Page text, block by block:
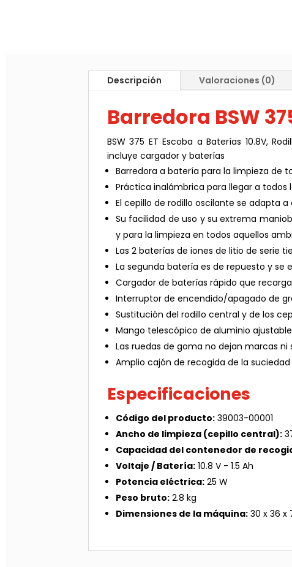
Descripción Valoraciones (0)
Barredora BSW
BSW 375 ET Escoba a Baterías 10.8V,
incluye cargador y baterías
Barredora a batería para la limpieza de
Práctica inalámbrica para llegar a todos
El cepillo de rodillo oscilante se adapta
Su facilidad de uso y su extrema
y para la limpieza en todos aquellos
Las 2 baterías de iones de litio de
La segunda batería es de repuesto y
Cargador de baterías rápido que
Interruptor de encendido/apagado de
Sustitución del rodillo central y de los
Mango telescópico de aluminio
Las ruedas de goma no dejan marcas
Amplio cajón de recogida de la
Especificaciones
Código del producto: 39003-00001
Ancho de limpieza (cepillo central):
Capacidad del contenedor de
Voltaje / Batería: 10.8 V - 1.5 Ah
Potencia eléctrica: 25 W
Peso bruto: 2.8 kg
Dimensiones de la máquina: 30 x 36 x